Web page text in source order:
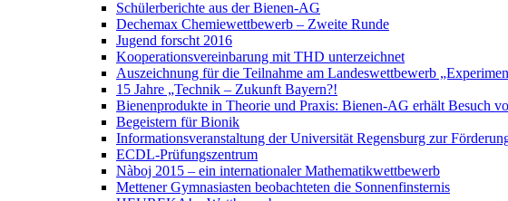
Schülerberichte aus der Bienen-AG
Dechemax Chemiewettbewerb – Zweite Runde
Jugend forscht 2016
Kooperationsvereinbarung mit THD unterzeichnet
Auszeichnung für die Teilnahme am Landeswettbewerb
15 Jahre „Technik – Zukunft Bayern?!
Bienenprodukte in Theorie und Praxis: Bienen-AG erhält Besuch
Begeistern für Bionik
Informationsveranstaltung der Universität Regensburg zur
ECDL-Prüfungszentrum
Nàboj 2015 – ein internationaler Mathematikwettbewerb
Mettener Gymnasiasten beobachteten die Sonnenfinsternis